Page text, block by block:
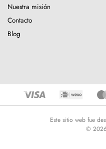
Nuestra misión
Contacto
Blog
Este sitio web fue
©